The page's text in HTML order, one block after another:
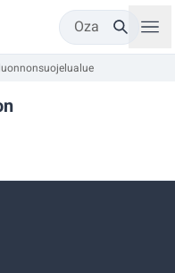
Oza